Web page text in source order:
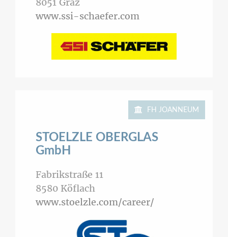
www.ssi-schaefer.com
FH JOANNEUM
STOELZLE OBERGLAS
GmbH
Fabrikstraße 11
8580 Köflach
www.stoelzle.com/career/